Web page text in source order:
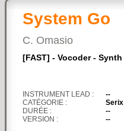
System Go
C. Omasio
[FAST] - Vocoder -
INSTRUMENT LEAD :
--
CATÉGORIE :
DURÉE :
--
VERSION :
--